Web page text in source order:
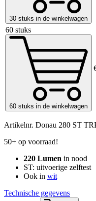
30 stuks in de winkelwagen
60 stuks
60 stuks in de winkelwagen
Artikelnr. Donau 280 ST
50+ op voorraad!
220 Lumen in nood
ST: uitvoerige zelftest
Ook in wit
Technische gegevens